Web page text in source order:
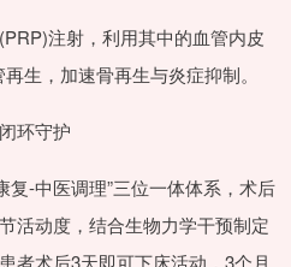
注射，利用其中的血管内皮
生，加速骨再生与炎症抑制。
环守护
复-中医调理”三位一体体系，术后
活动度，结合生物力学干预制定